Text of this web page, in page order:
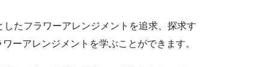
たフラワーアレンジメントを追求、探求す
ーアレンジメントを学ぶことができます。